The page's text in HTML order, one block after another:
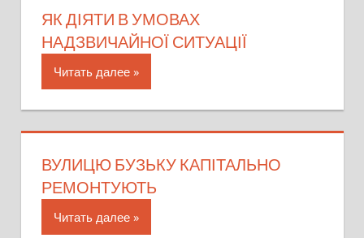
ЯК ДІЯТИ В УМОВАХ
НАДЗВИЧАЙНОЇ СИТУАЦІЇ
Читать далее
ВУЛИЦЮ БУЗЬКУ КАПІТАЛЬНО
РЕМОНТУЮТЬ
Читать далее